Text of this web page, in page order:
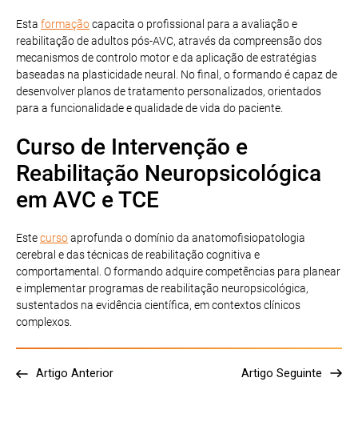
Esta formaçãocapacita o profissional para a avaliação e
reabilitação de adultos pós-AVC, através da compreensão dos
mecanismos de controlo motor e da aplicação de estratégias
baseadas na plasticidade neural. No final, o formando é capaz de
desenvolver planos de tratamento personalizados, orientados
para a funcionalidade e qualidade de vida do paciente.
Curso de Intervenção e
Reabilitação Neuropsicológica
em AVC e TCE
Estecursoaprofunda o domínio da anatomofisiopatologia
cerebral e das técnicas de reabilitação cognitiva e
comportamental. O formando adquire competências para planear
e implementar programas de reabilitação neuropsicológica,
sustentados na evidência científica, em contextos clínicos
complexos.
Artigo Anterior Artigo Seguinte